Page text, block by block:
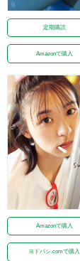
定期購読
Amazonで購入
Amazonで購入
ヨドバシ.comで購入